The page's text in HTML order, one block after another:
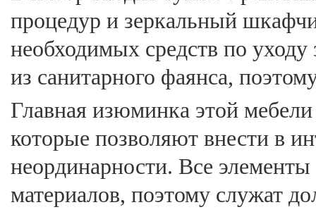
процедур и зеркальный
необходимых средств по
из санитарного фаянса,
Главная изюминка этой
которые позволяют внести в
неординарности. Все
материалов, поэтому служат